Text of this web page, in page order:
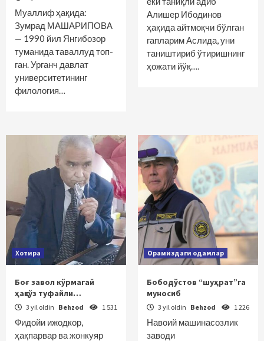
Муаллиф ҳақида:
Зумрад МАШАРИПОВА
— 1990 йил Янгибозор
туманида таваллуд топ­
ган. Урганч давлат
университетининг
филология…
Алишер Ибодинов
ҳақида айтмоқчи бўлган
гапларим Аслида, уни
таништириб ўтиришнинг
ҳожати йўқ….
Хотира
Боғ завол кўрмагай
ҳақсўз туфайли…
3 yil oldin Behzod 1 531
Фидойи ижодкор,
ҳақпарвар ва жонкуяр
Орамиздаги одамлар
Бободўстов “шуҳрат”га
муносиб
3 yil oldin Behzod 1 226
Навоий машинасозлик
заводи